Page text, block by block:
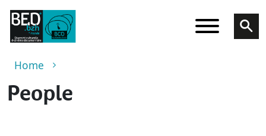
Skip to main content
Breadcrumb
Home
People